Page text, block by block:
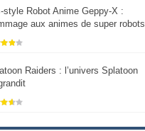
style Robot Anime Geppy-X :
aux animes de super robots
Raiders : l’univers Splatoon